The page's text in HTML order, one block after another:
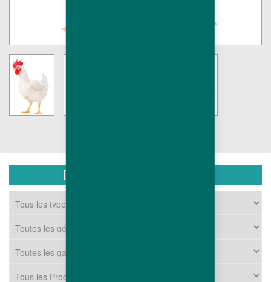
DOCUMENTS TÉLÉCHARGEABLES